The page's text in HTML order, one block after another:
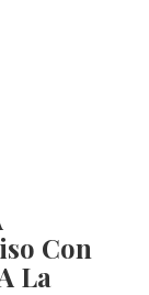
Con
La